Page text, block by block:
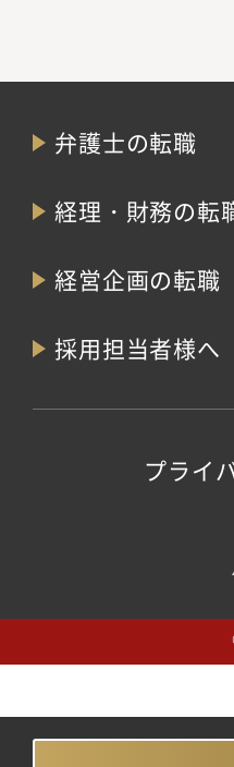
弁護士の転職
経理・財務の転
経営企画の転職
採用担当者様へ
プライ